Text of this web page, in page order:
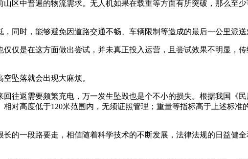
区中普遍的物流需求。无人机如果在载重等方面有所突破，那么至
同时，能够避免因道路交通不畅、车辆限制等造成的最后一公里派送
仅是在这方面做出尝试，并未真正投入运营，且尝试效果不明显，
坠落就会出现大麻烦。
往返需要频繁充电，万一发生坠毁也是个不小的损失。根据我国《
对高度低于120米范围内，无须证照管理；重量等指标高于上述标
的一段路要走，相信随着科学技术的不断发展，法律法规的日益健